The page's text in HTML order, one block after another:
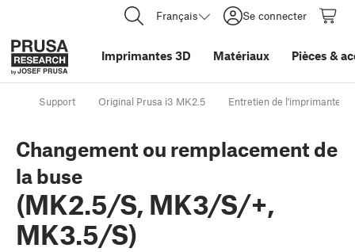
Français Se connecter
Imprimantes 3D Matériaux Pièces &
Support Original Prusa i3 MK2.5 Entretien de l'imprimante
Changement ou remplacement de
la buse
(MK2.5/S, MK3/S/+,
MK3.5/S)